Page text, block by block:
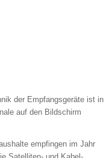
der Empfangsgeräte ist in
auf den Bildschirm
empfingen im Jahr